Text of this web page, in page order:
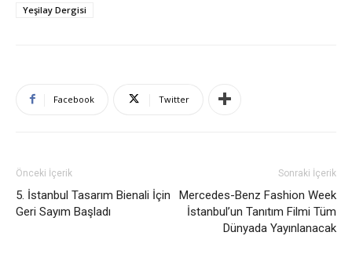
Yeşilay Dergisi
Facebook Twitter
Önceki İçerik
5. İstanbul Tasarım Bienali İçin
Geri Sayım Başladı
Sonraki İçerik
Mercedes-Benz Fashion Week
İstanbul’un Tanıtım Filmi Tüm
Dünyada Yayınlanacak